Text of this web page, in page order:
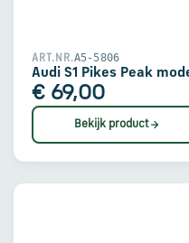
ART.NR.A5-5806
Audi S1 Pikes Peak
€ 69,00
Bekijk product